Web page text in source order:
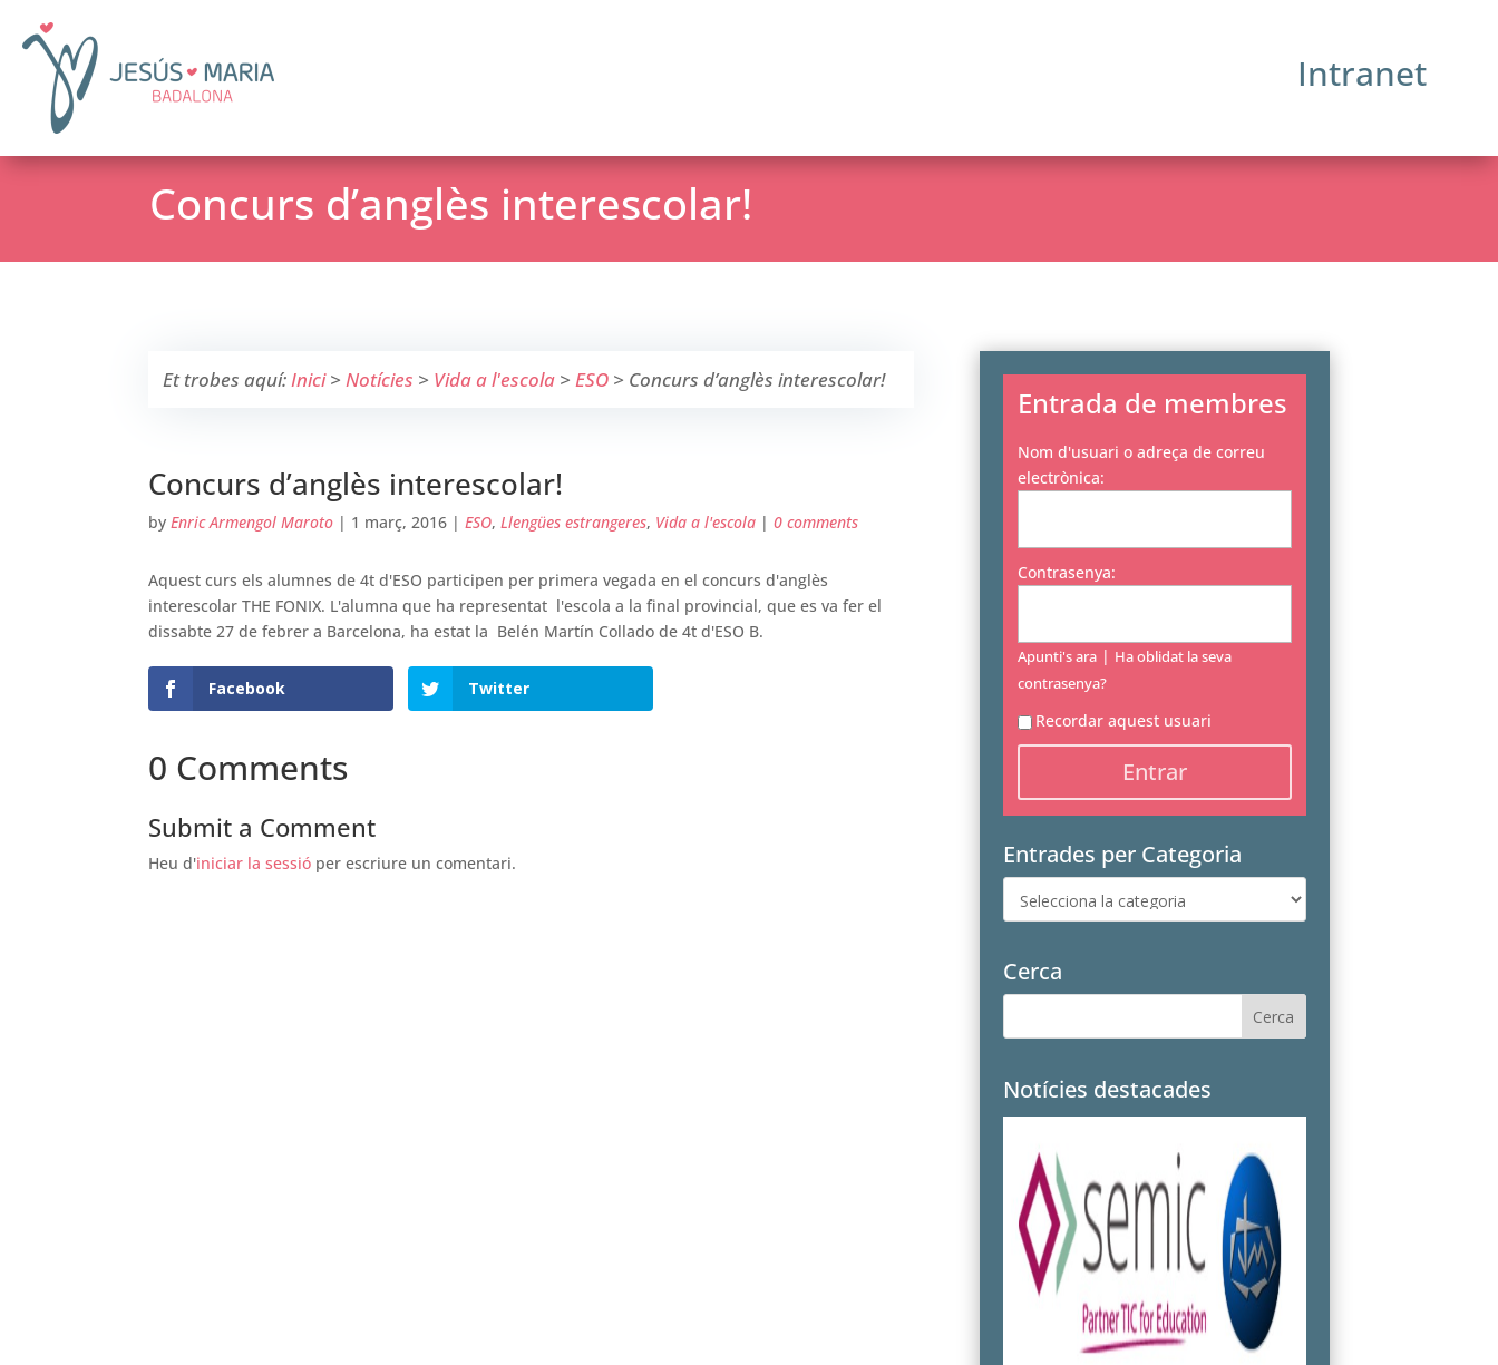
Intranet
Concurs d’anglès interescolar!
Et trobes aquí:Inici>Notícies > Vida a l'escola >ESO > Concurs d’anglès interescolar!
Concurs d’anglès interescolar!
by Enric Armengol Maroto| 1 març, 2016| ESO, Llengües estrangeres, Vida a l'escola| 0 comments
Aquest curs els alumnes de 4t d'ESO participen per primera vegada en el concurs d'anglès
interescolar THE FONIX. L'alumna que ha representat l'escola a la final provincial, que es va fer el
dissabte 27 de febrer a Barcelona, ha estat la Belén Martín Collado de 4t d'ESO B.
Facebook Twitter
0 Comments
Submit a Comment
Heu d'iniciar la sessióper escriure un comentari.
Entrada de membres
Nom d'usuari o adreça de correu
electrònica:
Contrasenya:
Apunti's ara | Ha oblidat la seva
contrasenya?
Recordar aquest usuari
Entrades per Categoria
per
Cerca
Notícies destacades